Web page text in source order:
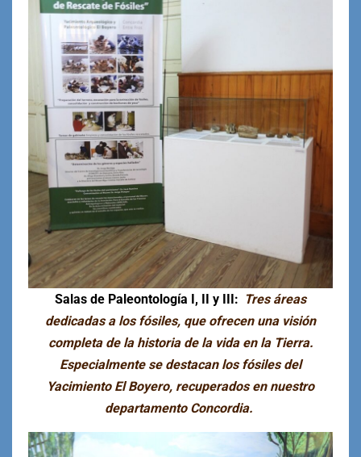
Salas de Paleontología I, II y III: Tres áreas
dedicadas a los fósiles, que ofrecen una visión
completa de la historia de la vida en la Tierra.
Especialmente se destacan los fósiles del
Yacimiento El Boyero, recuperados en nuestro
departamento Concordia.